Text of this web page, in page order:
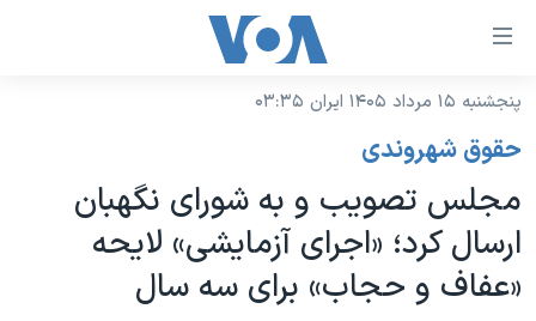
لینکهای
دسترسی
جهش
محتوای
اصلی
جهش
نسخه سبک وب‌سایت
موضوع ها
ایران
آمریکا
برنامه های تلویزیونی
جدول برنامه ها
پنجشنبه ۱۵ مرداد ۱۴۰۵ ایران ۰۳:۳۵
حقوق شهروندی
مجلس تصویب و به شورای نگهبان
ارسال کرد؛ «اجرای آزمایشی» لایحه
«عفاف و حجاب» برای سه سال